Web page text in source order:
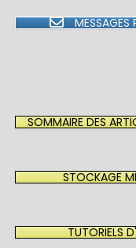
MESSAGES
SOMMAIRE DES
STOCKAGE
TUTORIELS